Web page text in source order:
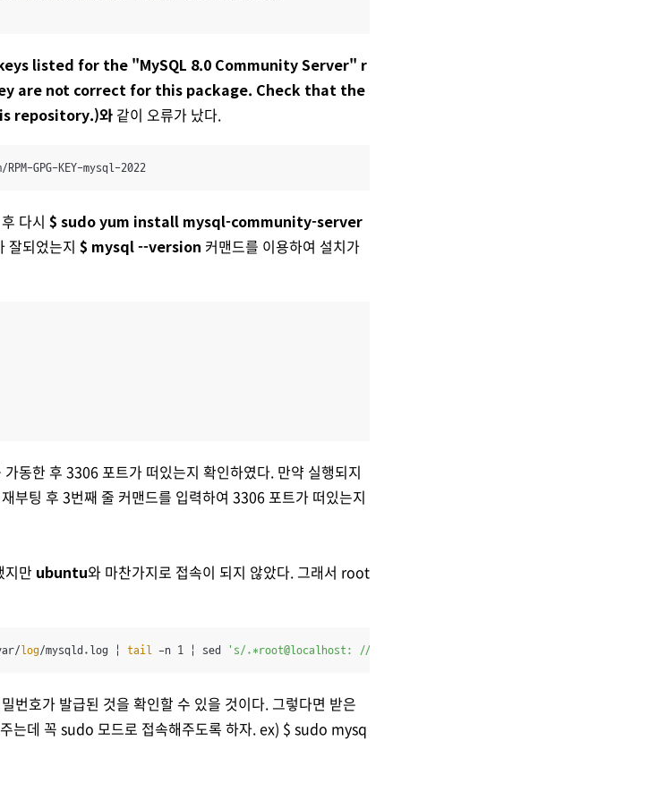
listed for the "MySQL 8.0 Community Server" r
are not correct for this package. Check that the
repository.)와 같이 오류가 났다.
GPG-KEY-mysql-2022
다시 $ sudo yum install mysql-community-server
잘되었는지 $ mysql --version 커맨드를 이용하여 설치가
동한 후 3306 포트가 떠있는지 확인하였다. 만약 실행되지
부팅 후 3번째 줄 커맨드를 입력하여 3306 포트가 떠있는지
지만 ubuntu와 마찬가지로 접속이 되지 않았다. 그래서 root
log/mysqld.log | tail -n 1 | sed 's/.*root@localhost: //'
번호가 발급된 것을 확인할 수 있을 것이다. 그렇다면 받은
는데 꼭 sudo 모드로 접속해주도록 하자. ex) $ sudo mysq